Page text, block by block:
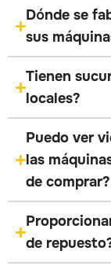
Dónde se
sus
Tienen
locales?
Puedo ver
las
de comprar?
de